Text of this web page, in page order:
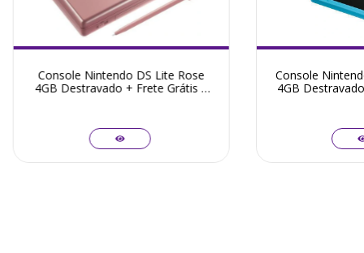
Console Nintendo DS Lite Rose
4GB Destravado + Frete Grátis +
Console
4GB